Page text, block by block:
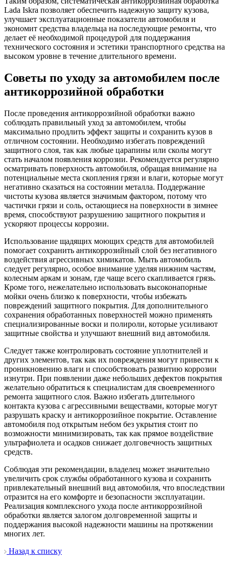
Lada Iskra позволяет обеспечить надежную защиту кузова,
улучшает эксплуатационные показатели автомобиля и
экономит средства владельца на последующие ремонты, что
делает её необходимой процедурой для поддержания
технического состояния и эстетики транспортного средства на
высоком уровне в течение длительного времени.
Советы по уходу за автомобилем после
антикоррозийной обработки
После проведения антикоррозийной обработки важно
соблюдать правильный уход за автомобилем, чтобы
максимально продлить эффект защиты и сохранить кузов в
отличном состоянии. Необходимо избегать повреждений
защитного слоя, так как любые царапины или сколы могут
стать началом появления коррозии. Рекомендуется регулярно
осматривать поверхность автомобиля, обращая внимание на
потенциальные места скопления грязи и влаги, которые могут
негативно сказаться на состоянии металла. Поддержание
чистоты кузова является значимым фактором, потому что
частички грязи и соль, остающиеся на поверхности в зимнее
время, способствуют разрушению защитного покрытия и
ускоряют процессы коррозии.
Использование щадящих моющих средств для автомобилей
помогает сохранить антикоррозийный слой без негативного
воздействия агрессивных химикатов. Мыть автомобиль
следует регулярно, особое внимание уделяя нижним частям,
колесным аркам и зонам, где чаще всего скапливается грязь.
Кроме того, нежелательно использовать высоконапорные
мойки очень близко к поверхности, чтобы избежать
повреждений защитного покрытия. Для дополнительного
сохранения обработанных поверхностей можно применять
специализированные воски и полироли, которые усиливают
защитные свойства и улучшают внешний вид автомобиля.
Следует также контролировать состояние уплотнителей и
других элементов, так как их повреждения могут привести к
проникновению влаги и способствовать развитию коррозии
изнутри. При появлении даже небольших дефектов покрытия
желательно обратиться к специалистам для своевременного
ремонта защитного слоя. Важно избегать длительного
контакта кузова с агрессивными веществами, которые могут
разрушать краску и антикоррозийное покрытие. Оставление
автомобиля под открытым небом без укрытия стоит по
возможности минимизировать, так как прямое воздействие
ультрафиолета и осадков снижает долговечность защитных
средств.
Соблюдая эти рекомендации, владелец может значительно
увеличить срок службы обработанного кузова и сохранить
привлекательный внешний вид автомобиля, что впоследствии
отразится на его комфорте и безопасности эксплуатации.
Реализация комплексного ухода после антикоррозийной
обработки является залогом долговременной защиты и
поддержания высокой надежности машины на протяжении
многих лет.
Назад к списку